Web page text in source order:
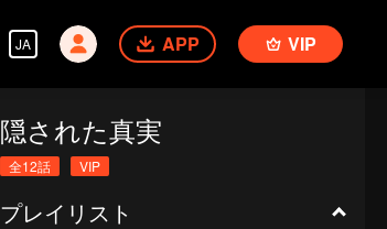
JA APP VIP
隠された真実
全12話 VIP
プレイリスト